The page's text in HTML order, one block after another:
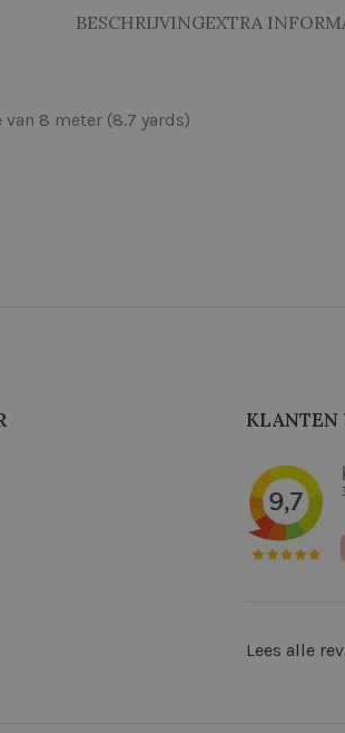
BESCHRIJVINGEXTRA
8 meter (8.7 yards)
KLANTEN
Lees alle